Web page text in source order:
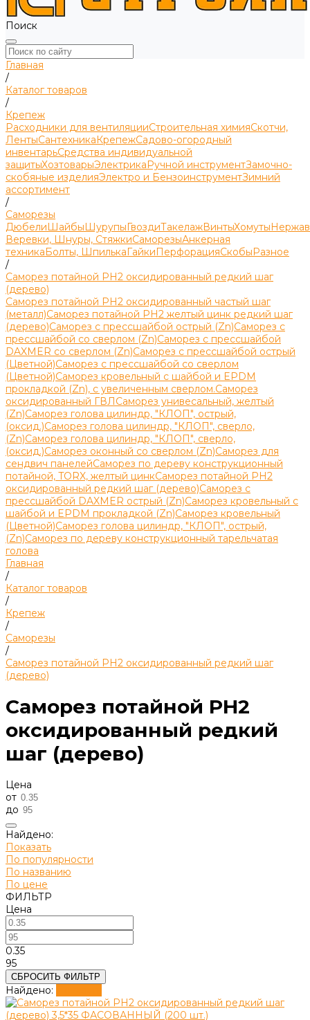
Поиск
Главная
/
Каталог товаров
/
Крепеж
Расходники для вентиляцииСтроительная химияСкотчи,
ЛентыСантехникаКрепежСадово-огородный
инвентарьСредства индивидуальной
защитыХозтоварыЭлектрикаРучной инструментЗамочно-
скобяные изделияЭлектро и БензоинструментЗимний
ассортимент
/
Саморезы
ДюбелиШайбыШурупыГвоздиТакелажВинтыХомуты
Веревки, Шнуры, СтяжкиСаморезыАнкерная
техникаБолты, ШпилькаГайкиПерфорацияСкобыРазное
/
Саморез потайной PH2 оксидированный редкий шаг
(дерево)
Саморез потайной PH2 оксидированный частый шаг
(металл)Саморез потайной РН2 желтый цинк редкий шаг
(дерево)Саморез с прессшайбой острый (Zn)Саморез с
прессшайбой со сверлом (Zn)Саморез с прессшайбой
DAXMER со сверлом (Zn)Саморез с прессшайбой острый
(Цветной)Саморез с прессшайбой со сверлом
(Цветной)Саморез кровельный с шайбой и EPDM
прокладкой (Zn), с увеличенным сверлом.Саморез
оксидированный ГВЛСаморез унивесальный, желтый
(Zn)Саморез голова цилиндр, "КЛОП", острый,
(оксид.)Саморез голова цилиндр, "КЛОП", сверло,
(Zn)Саморез голова цилиндр, "КЛОП", сверло,
(оксид.)Саморез оконный со сверлом (Zn)Саморез для
сендвич панелейСаморез по дереву конструкционный
потайной, TORX, желтый цинкСаморез потайной PH2
оксидированный редкий шаг (дерево)Саморез с
прессшайбой DAXMER острый (Zn)Саморез кровельный с
шайбой и EPDM прокладкой (Zn)Саморез кровельный
(Цветной)Саморез голова цилиндр, "КЛОП", острый,
(Zn)Саморез по дереву конструкционный тарельчатая
голова
Главная
/
Каталог товаров
/
Крепеж
/
Саморезы
/
Саморез потайной PH2 оксидированный редкий шаг
(дерево)
Саморез потайной PH2
оксидированный редкий
шаг (дерево)
Цена
от
до
Найдено:
Показать
По популярности
По названию
По цене
ФИЛЬТР
Цена
0.35
95
СБРОСИТЬ ФИЛЬТР
Найдено: